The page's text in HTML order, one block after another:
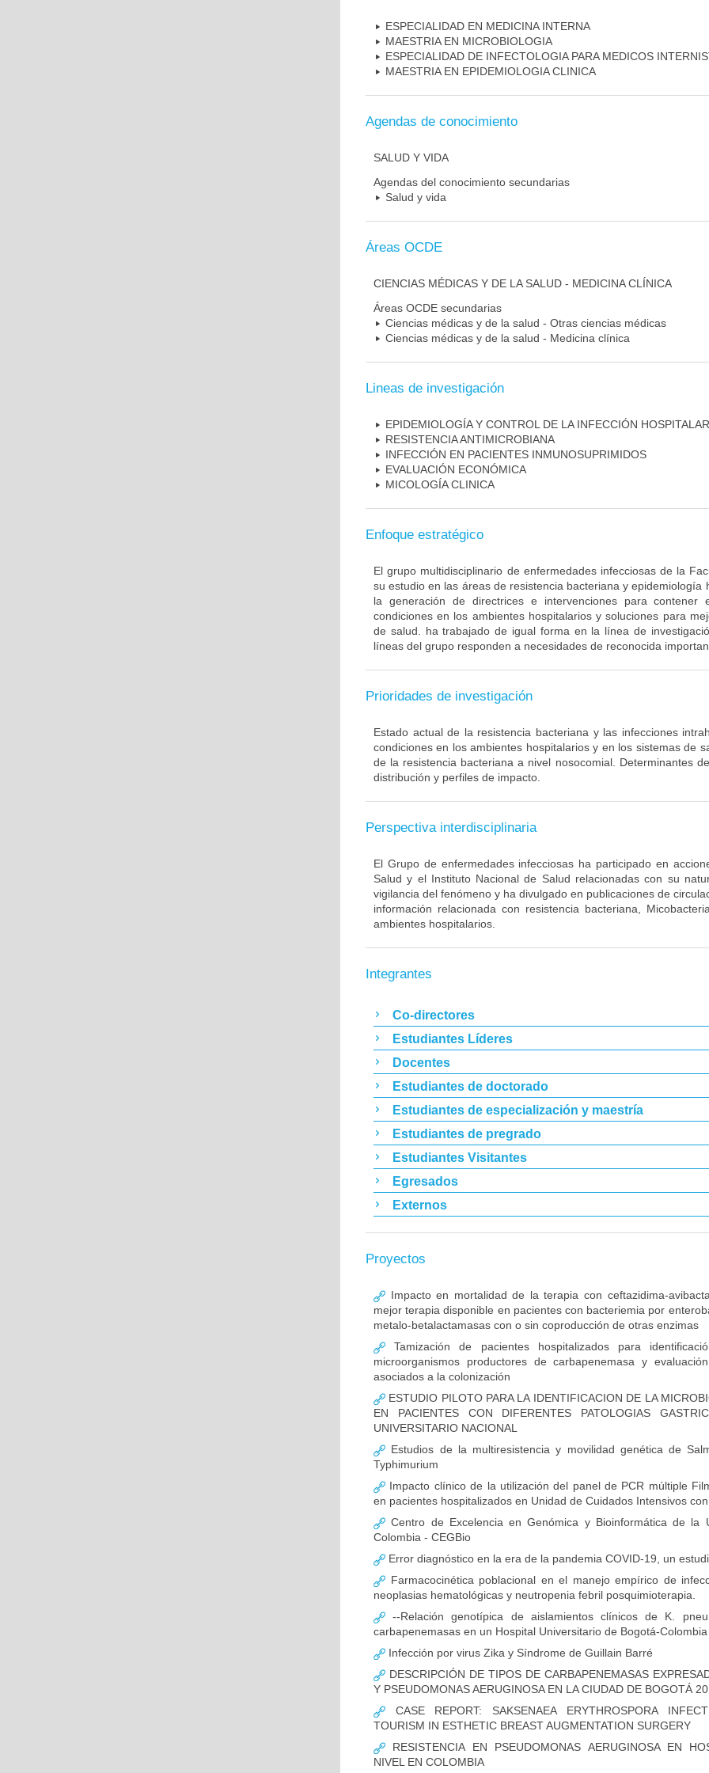
ESPECIALIDAD EN MEDICINA INTERNA
MAESTRIA EN MICROBIOLOGIA
ESPECIALIDAD DE INFECTOLOGIA PARA MEDICOS
MAESTRIA EN EPIDEMIOLOGIA CLINICA
Agendas de conocimiento
SALUD Y VIDA
Agendas del conocimiento secundarias
Salud y vida
Áreas OCDE
CIENCIAS MÉDICAS Y DE LA SALUD - MEDICINA CLÍNICA
Áreas OCDE secundarias
Ciencias médicas y de la salud - Otras ciencias médicas
Ciencias médicas y de la salud - Medicina clínica
Lineas de investigación
EPIDEMIOLOGÍA Y CONTROL DE LA INFECCIÓN
RESISTENCIA ANTIMICROBIANA
INFECCIÓN EN PACIENTES INMUNOSUPRIMIDOS
EVALUACIÓN ECONÓMICA
MICOLOGÍA CLINICA
Enfoque estratégico
El grupo multidisciplinario de enfermedades infecciosas de la
su estudio en las áreas de resistencia bacteriana y epidemiología
la generación de directrices e intervenciones para contener
condiciones en los ambientes hospitalarios y soluciones para
de salud. ha trabajado de igual forma en la línea de
líneas del grupo responden a necesidades de reconocida
Prioridades de investigación
Estado actual de la resistencia bacteriana y las infecciones
condiciones en los ambientes hospitalarios y en los sistemas de
de la resistencia bacteriana a nivel nosocomial. Determinantes
distribución y perfiles de impacto.
Perspectiva interdisciplinaria
El Grupo de enfermedades infecciosas ha participado en
Salud y el Instituto Nacional de Salud relacionadas con su
vigilancia del fenómeno y ha divulgado en publicaciones de
información relacionada con resistencia bacteriana,
ambientes hospitalarios.
Integrantes
Co-directores
Estudiantes Líderes
Docentes
Estudiantes de doctorado
Estudiantes de especialización y maestría
Estudiantes de pregrado
Estudiantes Visitantes
Egresados
Externos
Proyectos
Impacto en mortalidad de la terapia con ceftazidima-
mejor terapia disponible en pacientes con bacteriemia por
metalo-betalactamasas con o sin coproducción de otras enzimas
Tamización de pacientes hospitalizados para
microorganismos productores de carbapenemasa y
asociados a la colonización
ESTUDIO PILOTO PARA LA IDENTIFICACION DE LA
EN PACIENTES CON DIFERENTES PATOLOGIAS
UNIVERSITARIO NACIONAL
Estudios de la multiresistencia y movilidad genética de
Typhimurium
Impacto clínico de la utilización del panel de PCR múltiple
en pacientes hospitalizados en Unidad de Cuidados Intensivos
Centro de Excelencia en Genómica y Bioinformática de la
Colombia - CEGBio
Error diagnóstico en la era de la pandemia COVID-19, un
Farmacocinética poblacional en el manejo empírico de
neoplasias hematológicas y neutropenia febril posquimioterapia.
--Relación genotípica de aislamientos clínicos de K.
carbapenemasas en un Hospital Universitario de Bogotá-
Infección por virus Zika y Síndrome de Guillain Barré
DESCRIPCIÓN DE TIPOS DE CARBAPENEMASAS
Y PSEUDOMONAS AERUGINOSA EN LA CIUDAD DE BOGOTÁ
CASE REPORT: SAKSENAEA ERYTHROSPORA
TOURISM IN ESTHETIC BREAST AUGMENTATION SURGERY
RESISTENCIA EN PSEUDOMONAS AERUGINOSA EN
NIVEL EN COLOMBIA